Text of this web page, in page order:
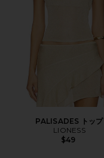
PALISADES トップ
LIONESS
$49